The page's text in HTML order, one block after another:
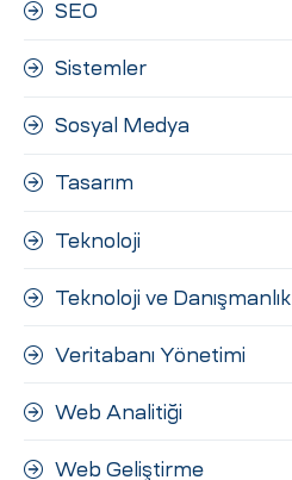
SEO
Sistemler
Sosyal Medya
Tasarım
Teknoloji
Teknoloji ve Danışmanlık
Veritabanı Yönetimi
Web Analitiği
Web Geliştirme